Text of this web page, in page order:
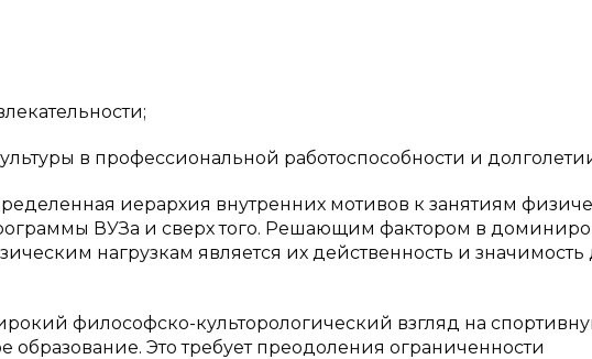
в профессиональной работоспособности и
иерархия внутренних мотивов к занятиям
ВУЗа и сверх того. Решающим фактором в
нагрузкам является их действенность и значимость
философско-культорологический взгляд на
образование. Это требует преодоления ограниченности